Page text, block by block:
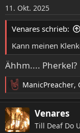
n
e
n
11. Okt. 2025
Venares schrieb:
Kann meinen
Ähhm.... Pherkel?
R
e
a
k
t
ManicPreacher,
Venares
Till Deaf Do